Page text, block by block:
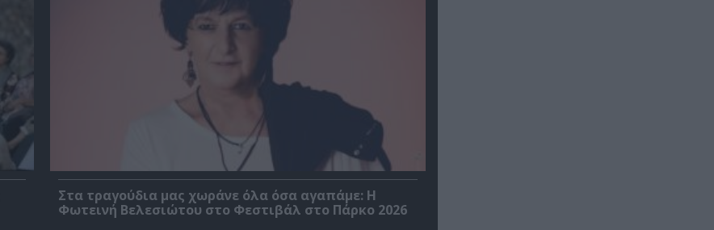
Στα τραγούδια μας χωράνε όλα όσα αγαπάμε: Η
Φωτεινή Βελεσιώτου στο Φεστιβάλ στο Πάρκο 2026